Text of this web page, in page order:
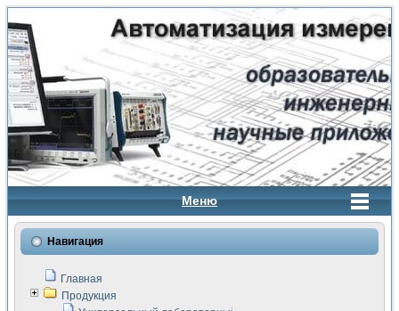
Меню
Навигация
Главная
Продукция